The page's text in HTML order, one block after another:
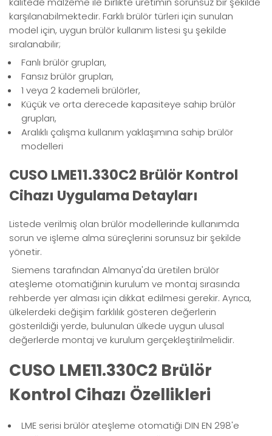
karşılanabilmektedir. Farklı brülör türleri için sunulan
model için, uygun brülör kullanım listesi şu şekilde
sıralanabilir;
Fanlı brülör grupları,
Fansız brülör grupları,
1 veya 2 kademeli brülörler,
Küçük ve orta derecede kapasiteye sahip brülör
grupları,
Aralıklı çalışma kullanım yaklaşımına sahip brülör
modelleri
CUSO LME11.330C2 Brülör Kontrol
Cihazı Uygulama Detayları
Listede verilmiş olan brülör modellerinde kullanımda
sorun ve işleme alma süreçlerini sorunsuz bir şekilde
yönetir.
Siemens tarafından Almanya'da üretilen brülör
ateşleme otomatiğinin kurulum ve montaj sırasında
rehberde yer alması için dikkat edilmesi gerekir. Ayrıca,
ülkelerdeki değişim farklılık gösteren değerlerin
gösterildiği yerde, bulunulan ülkede uygun ulusal
değerlerde montaj ve kurulum gerçekleştirilmelidir.
CUSO LME11.330C2 Brülör
Kontrol Cihazı Özellikleri
LME serisi brülör ateşleme otomatiği DIN EN 298'e